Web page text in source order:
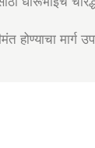
होण्याचा